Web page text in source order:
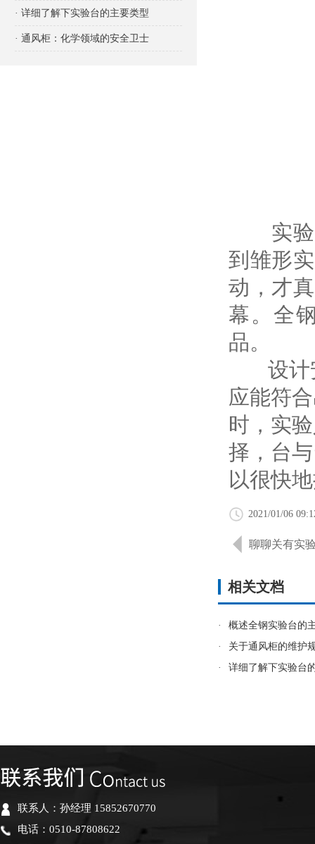
· 详细了解下实验台的主要类型
· 通风柜：化学领域的安全卫士
实验室
到雏形
动，才
幕。全
品。
设计安
应能符
时，实
择，台
以很快
2021/01/06
聊聊关有实
相关文档
·
概述全钢实验台的
·
关于通风柜的维护
·
详细了解下实验台
联系人：孙经理 15852670770
电话：0510-87808622